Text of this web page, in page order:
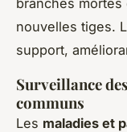
branches
nouvelles tiges.
support,
Surveillance
communs
Les maladies et